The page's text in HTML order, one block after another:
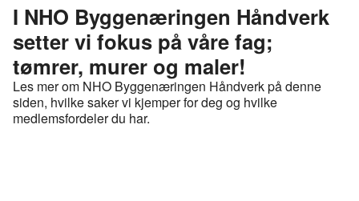
I NHO Byggenæringen Håndverk
setter vi fokus på våre fag;
tømrer, murer og maler!
Les mer om NHO Byggenæringen Håndverk på denne
siden, hvilke saker vi kjemper for deg og hvilke
medlemsfordeler du har.